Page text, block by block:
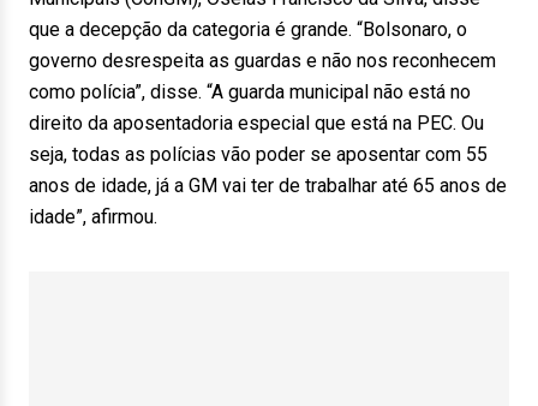
que a decepção da categoria é grande. “Bolsonaro, o
governo desrespeita as guardas e não nos reconhecem
como polícia”, disse. “A guarda municipal não está no
direito da aposentadoria especial que está na PEC. Ou
seja, todas as polícias vão poder se aposentar com 55
anos de idade, já a GM vai ter de trabalhar até 65 anos de
idade”, afirmou.